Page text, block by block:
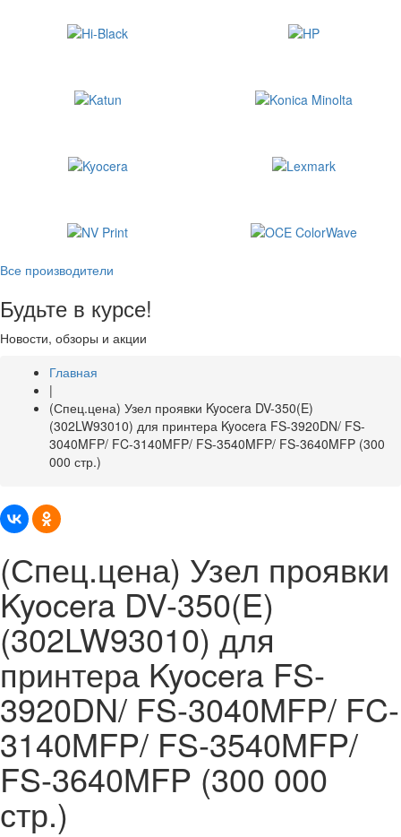
Все производители
Будьте в курсе!
Новости, обзоры и акции
Главная
|
(Спец.цена) Узел проявки Kyocera DV-350(E)
(302LW93010) для принтера Kyocera FS-3920DN/ FS-
3040MFP/ FC-3140MFP/ FS-3540MFP/ FS-3640MFP (300
000 стр.)
(Спец.цена) Узел проявки
Kyocera DV-350(E)
(302LW93010) для
принтера Kyocera FS-
3920DN/ FS-3040MFP/ FC-
3140MFP/ FS-3540MFP/
FS-3640MFP (300 000
стр.)